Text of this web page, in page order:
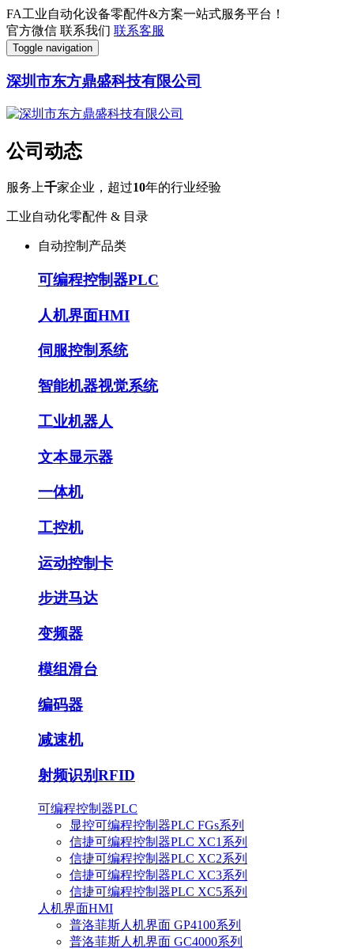
FA工业自动化设备零配件&方案一站式服务平台！
官方微信 联系我们 联系客服
Toggle navigation
深圳市东方鼎盛科技有限公司
公司动态
服务上千家企业，超过10年的行业经验
工业自动化零配件 & 目录
自动控制产品类
可编程控制器PLC
人机界面HMI
伺服控制系统
智能机器视觉系统
工业机器人
文本显示器
一体机
工控机
运动控制卡
步进马达
变频器
模组滑台
编码器
减速机
射频识别RFID
可编程控制器PLC
显控可编程控制器PLC FGs系列
信捷可编程控制器PLC XC1系列
信捷可编程控制器PLC XC2系列
信捷可编程控制器PLC XC3系列
信捷可编程控制器PLC XC5系列
人机界面HMI
普洛菲斯人机界面 GP4100系列
普洛菲斯人机界面 GC4000系列